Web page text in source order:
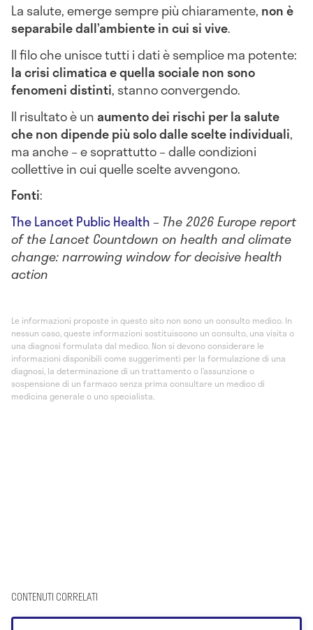
La salute, emerge sempre più chiaramente, non è
separabile dall’ambiente in cui si vive.
Il filo che unisce tutti i dati è semplice ma potente:
la crisi climatica e quella sociale non sono
fenomeni distinti, stanno convergendo.
Il risultato è unaumento dei rischi per la salute
che non dipende più solo dalle scelte individuali,
ma anche – e soprattutto – dalle condizioni
collettive in cui quelle scelte avvengono.
Fonti:
The Lancet Public Health – The 2026 Europe report
of the Lancet Countdown on health and climate
change: narrowing window for decisive health
action
Le informazioni proposte in questo sito non sono un consulto medico. In
nessun caso, queste informazioni sostituiscono un consulto, una visita o
una diagnosi formulata dal medico. Non si devono considerare le
informazioni disponibili come suggerimenti per la formulazione di una
diagnosi, la determinazione di un trattamento o l’assunzione o
sospensione di un farmaco senza prima consultare un medico di
medicina generale o uno specialista.
CONTENUTI CORRELATI